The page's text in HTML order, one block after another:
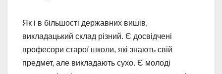
Як і в більшості державних вишів,
викладацький склад різний. Є досвідчені
професори старої школи, які знають свій
предмет, але викладають сухо. Є молоді